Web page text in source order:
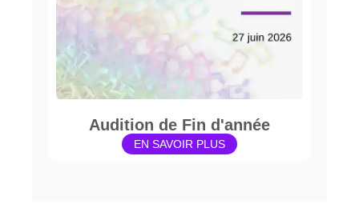
Audition de Fin d'année
EN SAVOIR PLUS